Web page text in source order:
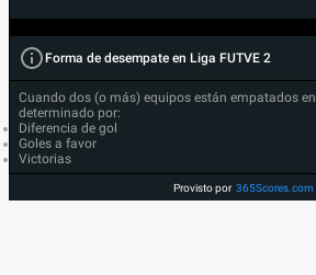
Forma de desempate en Liga FUTVE 2
Cuando dos (o más) equipos están empatados
determinado por:
Diferencia de gol
Goles a favor
Victorias
Provisto por 365Scores.com